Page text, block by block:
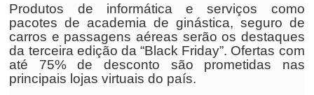
Produtos de informática e serviços como
pacotes de academia de ginástica, seguro de
carros e passagens aéreas serão os destaques
da terceira edição da “Black Friday”. Ofertas com
até 75% de desconto são prometidas nas
principais lojas virtuais do país.